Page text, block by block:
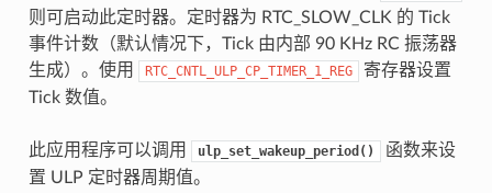
则可启动此定时器。定时器为 RTC_SLOW_CLK 的 Tick
事件计数（默认情况下，Tick 由内部 90 KHz RC 振荡器
生成）。使用
RTC_CNTL_ULP_CP_TIMER_1_REG
寄存器设置
Tick 数值。
此应用程序可以调用 ulp_set_wakeup_period()
函数来设
置 ULP 定时器周期值。